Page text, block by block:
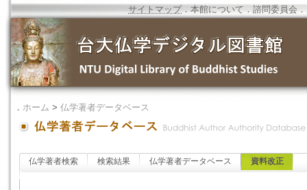
サイトマップ．本館について ．諮問委員会 ．
． ホーム > 仏学著者データベース
仏学著者検索 検索結果 仏学著者データベース 資料改正